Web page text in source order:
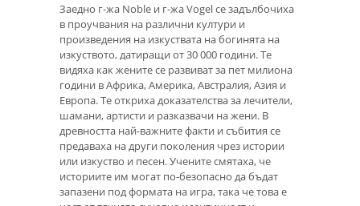
Заедно г-жа Noble и г-жа Vogel се задълбочиха
в проучвания на различни култури и
произведения на изкуствата на богинята на
изкуството, датиращи от 30 000 години. Те
видяха как жените се развиват за пет милиона
години в Африка, Америка, Австралия, Азия и
Европа. Те откриха доказателства за лечители,
шамани, артисти и разказвачи на жени. В
древността най-важните факти и събития се
предаваха на други поколения чрез истории
или изкуство и песен. Учените смятаха, че
историите им могат по-безопасно да бъдат
запазени под формата на игра, така че това е